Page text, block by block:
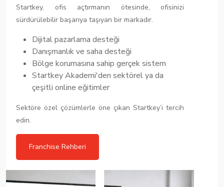
Startkey, ofis açtırmanın ötesinde, ofisinizi
sürdürülebilir başarıya taşıyan bir markadır.
Dijital pazarlama desteği
Danışmanlık ve saha desteği
Bölge korumasına sahip gerçek sistem
Startkey Akademi'den sektörel ya da
çeşitli online eğitimler
Sektöre özel çözümlerle öne çıkan Startkey’i tercih
edin.
Franchise Rehberi